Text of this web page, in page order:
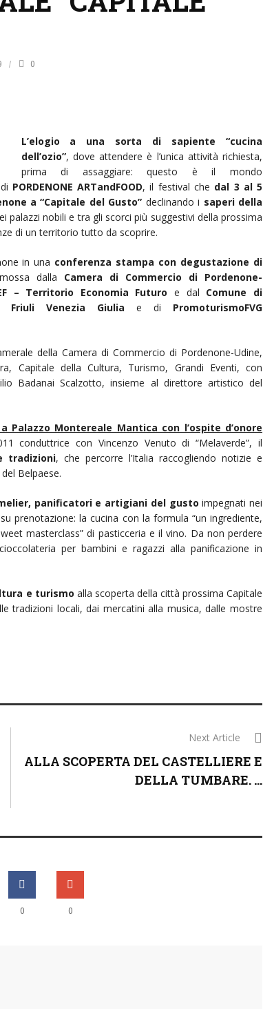
0
L’elogio a una sorta di sapiente “cucina
dell’ozio”, dove attendere è l’unica attività richiesta,
prima di assaggiare: questo è il mondo
PORDENONE ARTandFOOD, il festival che dal 3 al 5
a “Capitale del Gusto” declinando i saperi della
palazzi nobili e tra gli scorci più suggestivi della prossima
di un territorio tutto da scoprire.
in una conferenza stampa con degustazione di
dalla Camera di Commercio di Pordenone-
– Territorio Economia Futuro e dal Comune di
Friuli Venezia Giulia e di PromoturismoFVG
della Camera di Commercio di Pordenone-Udine,
Capitale della Cultura, Turismo, Grandi Eventi, con
Badanai Scalzotto, insieme al direttore artistico del
Palazzo Montereale Mantica con l’ospite d’onore
conduttrice con Vincenzo Venuto di “Melaverde”, il
tradizioni, che percorre l’Italia raccogliendo notizie e
Belpaese.
panificatori e artigiani del gusto impegnati nei
prenotazione: la cucina con la formula “un ingrediente,
masterclass” di pasticceria e il vino. Da non perdere
per bambini e ragazzi alla panificazione in
e turismo alla scoperta della città prossima Capitale
tradizioni locali, dai mercatini alla musica, dalle mostre
Next Article
ALLA SCOPERTA DEL CASTELLIERE E
DELLA TUMBARE. ...
0 0